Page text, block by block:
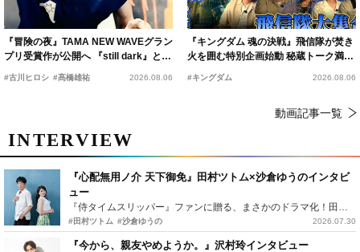
『冒険の夜』TAMA NEW WAVEグラン
プリ受賞作が公開へ 『still dark』と同
時上映決定
#古川ヒロシ #髙橋雄祐 2026.08.06
『キングダム 魂の決戦』飛信隊が焚き
火を囲む特別企画始動 秘蔵トーク満載
の“キングダムキャンプ”開催
#キングダム 2026.08.06
動画記事一覧
INTERVIEW
『心配無用ノ介 天下御免』田村ツトム×沙倉ゆうのインタビ
ュー
『侍タイムスリッパー』ファンに贈る、まさかのドラマ化！田村ツトム×沙倉ゆうのが語る『心配無用ノ介』撮影秘話
#田村ツトム #沙倉ゆうの 2026.07.30
『今から、親友やめようか。』沢村玲インタビュー